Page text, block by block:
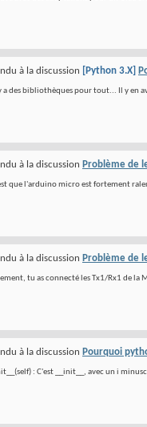
à la discussion [Python 3.X]
a des bibliothèques pour tout... Il y
à la discussion Problème de
que l'arduino micro est fortement
à la discussion Problème de
tu as connecté les Tx1/Rx1 de la
à la discussion Pourquoi
: C'est __init__, avec un i